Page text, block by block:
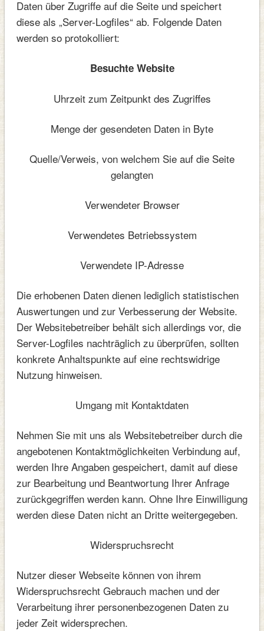
Daten über Zugriffe auf die Seite und speichert
diese als „Server-Logfiles“ ab. Folgende Daten
werden so protokolliert:
Besuchte Website
Uhrzeit zum Zeitpunkt des Zugriffes
Menge der gesendeten Daten in Byte
Quelle/Verweis, von welchem Sie auf die Seite
gelangten
Verwendeter Browser
Verwendetes Betriebssystem
Verwendete IP-Adresse
Die erhobenen Daten dienen lediglich statistischen
Auswertungen und zur Verbesserung der Website.
Der Websitebetreiber behält sich allerdings vor, die
Server-Logfiles nachträglich zu überprüfen, sollten
konkrete Anhaltspunkte auf eine rechtswidrige
Nutzung hinweisen.
Umgang mit Kontaktdaten
Nehmen Sie mit uns als Websitebetreiber durch die
angebotenen Kontaktmöglichkeiten Verbindung auf,
werden Ihre Angaben gespeichert, damit auf diese
zur Bearbeitung und Beantwortung Ihrer Anfrage
zurückgegriffen werden kann. Ohne Ihre Einwilligung
werden diese Daten nicht an Dritte weitergegeben.
Widerspruchsrecht
Nutzer dieser Webseite können von ihrem
Widerspruchsrecht Gebrauch machen und der
Verarbeitung ihrer personenbezogenen Daten zu
jeder Zeit widersprechen.